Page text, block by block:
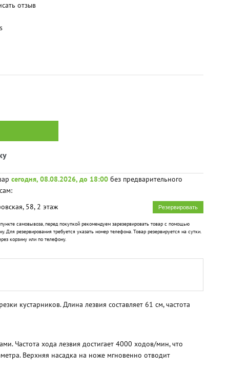
отзыв
сегодня, 08.08.2026, до 18:00 без предварительного
58, 2 этаж
Резервировать
самовывоза, перед покупкой рекомендуем зарезервировать товар с помощью
Для резервирования требуется указать номер телефона. Товар резервируется на сутки.
корзину или по телефону.
кустарников. Длина лезвия составляет 61 см, частота
Частота хода лезвия достигает 4000 ходов/мин, что
Верхняя насадка на ноже мгновенно отводит